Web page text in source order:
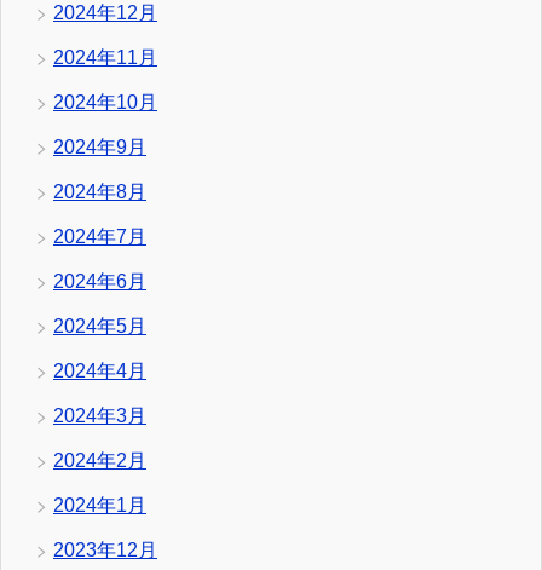
2024年12月
2024年11月
2024年10月
2024年9月
2024年8月
2024年7月
2024年6月
2024年5月
2024年4月
2024年3月
2024年2月
2024年1月
2023年12月